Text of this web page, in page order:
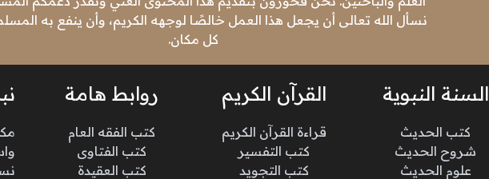
نسأل الله تعالى أن يجعل هذا العمل خالصًا لوجهه الكريم، وأن ينفع به
كل مكان.
السنة النبوية
كتب الحديث
شروح الحديث
علوم الحديث
القرآن الكريم
قراءة القرآن الكريم
كتب التفسير
كتب التجويد
روابط هامة
كتب الفقه العام
كتب الفتاوى
كتب العقيدة